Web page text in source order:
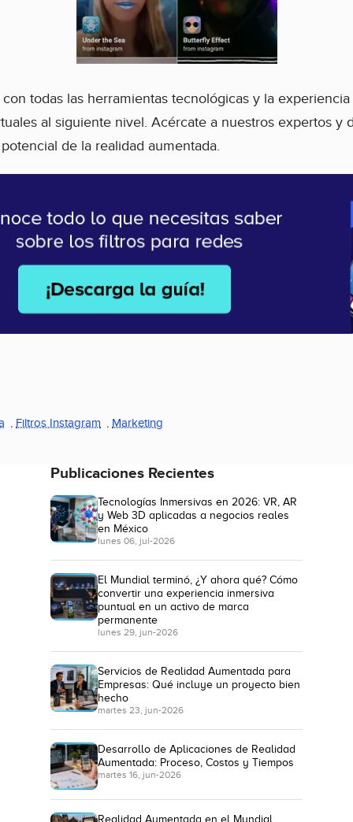
todas las herramientas tecnológicas y la
al siguiente nivel. Acércate a nuestros expertos y
de la realidad aumentada.
, Filtros Instagram , Marketing
Publicaciones Recientes
Tecnologías Inmersivas en 2026: VR, AR
y Web 3D aplicadas a negocios reales
en México
lunes 06, jul-2026
El Mundial terminó, ¿Y ahora qué? Cómo
convertir una experiencia inmersiva
puntual en un activo de marca
permanente
lunes 29, jun-2026
Servicios de Realidad Aumentada para
Empresas: Qué incluye un proyecto bien
hecho
martes 23, jun-2026
Desarrollo de Aplicaciones de Realidad
Aumentada: Proceso, Costos y Tiempos
martes 16, jun-2026
Realidad Aumentada en el Mundial